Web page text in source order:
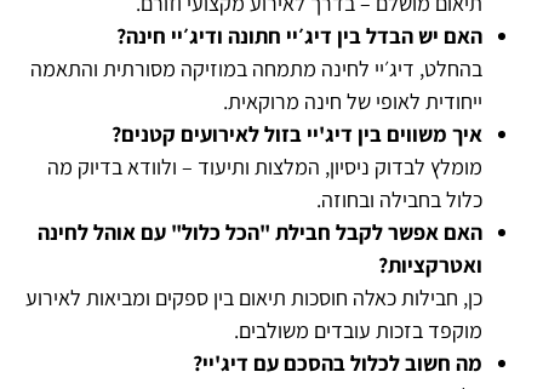
האם יש הבדל בין דיג׳יי חתונה ודיג׳יי חינה?
בהחלט, דיג׳יי לחינה מתמחה במוזיקה מסורתית והתאמה
ייחודית לאופי של חינה מרוקאית.
איך משווים בין דיג'יי בזול לאירועים קטנים?
מומלץ לבדוק ניסיון, המלצות ותיעוד – ולוודא בדיוק מה
כלול בחבילה ובחוזה.
האם אפשר לקבל חבילת "הכל כלול" עם אוהל לחינה
ואטרקציות?
כן, חבילות כאלה חוסכות תיאום בין ספקים ומביאות לאירוע
מוקפד בזכות עובדים משולבים.
מה חשוב לכלול בהסכם עם דיג'יי?